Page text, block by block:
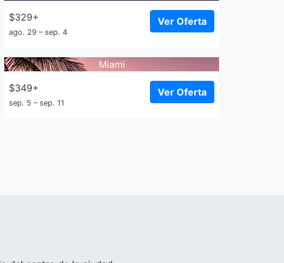
$329+
ago. 29 – sep. 4
Ver Oferta
Miami
$349+
sep. 5 – sep. 11
Ver Oferta